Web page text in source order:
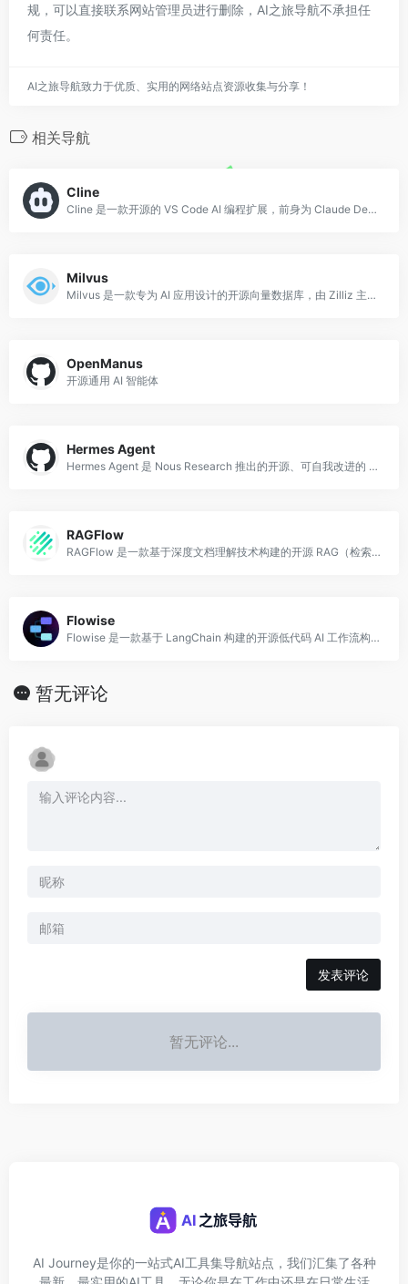
规，可以直接联系网站管理员进行删除，AI之旅导航不承担任
何责任。
AI之旅导航致力于优质、实用的网络站点资源收集与分享！
相关导航
Cline
Cline 是一款开源的 VS Code AI 编程扩展，前身为 Claude Dev，由社区开发者主导维护。
Milvus
Milvus 是一款专为 AI 应用设计的开源向量数据库，由 Zilliz 主导开发，使用 Go 和 C++ 编写，是云原生、高性能向量相似度搜索领域的代表性项
OpenManus
开源通用 AI 智能体
Hermes Agent
Hermes Agent 是 Nous Research 推出的开源、可自我改进的 AI 智能体。
RAGFlow
RAGFlow 是一款基于深度文档理解技术构建的开源 RAG（检索增强生成）引擎，由 InfiniFlow 团队开发，使用 Python 语言实现。
Flowise
Flowise 是一款基于 LangChain 构建的开源低代码 AI 工作流构建工具，使用 Node.js 和 TypeScript 开发，提供直观的拖拽式界
暂无评论
发表评论
暂无评论...
AI Journey是你的一站式AI工具集导航站点，我们汇集了各种